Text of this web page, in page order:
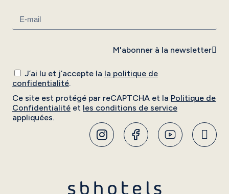
J’ai lu et j’accepte la la politique de
confidentialité.
Ce site est protégé par reCAPTCHA et la Politique de
Confidentialité et les conditions de service
appliquées.
M'abonner à la newsletter